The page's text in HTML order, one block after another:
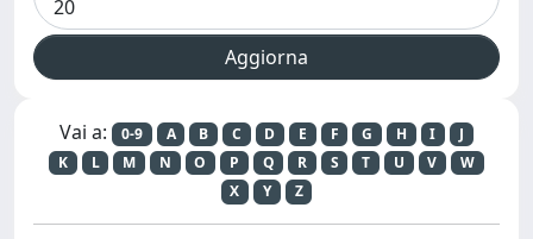
Vai a: 0-9 A B C D E F G H I
J
K
L M N O P Q R S T U V
W
X
Y Z